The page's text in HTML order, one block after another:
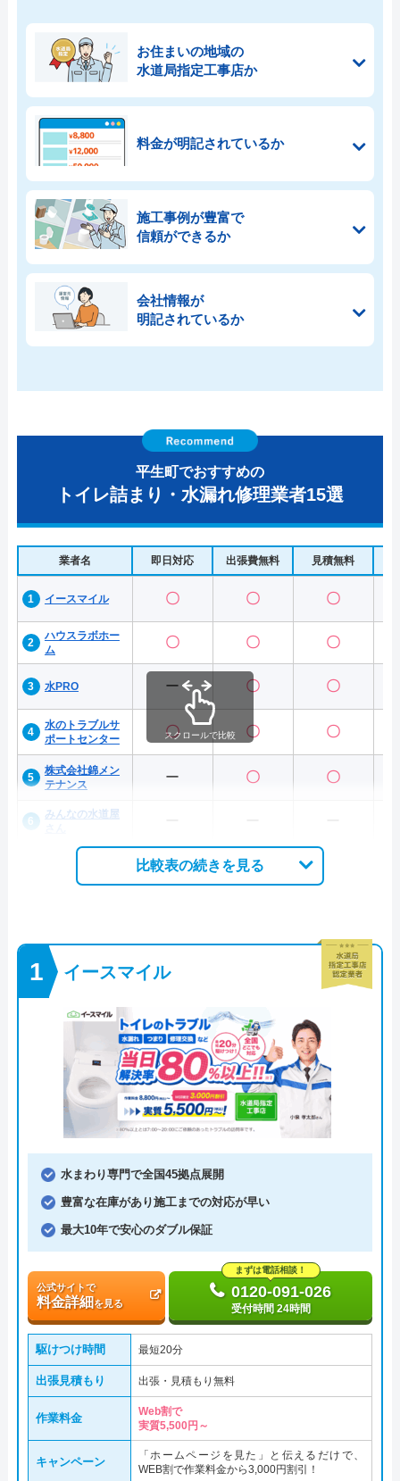
お住まいの地域の
水道局指定工事店か
料金が明記されているか
施工事例が豊富で
信頼ができるか
会社情報が
明記されているか
平生町でおすすめの
トイレ詰まり・水漏れ修理業者15選
業者名 即日対応 出張費無料 見積無料
イースマイル 〇 〇 〇
ハウスラボホー
ム
〇 〇 〇
水PRO ー 〇 〇
水のトラブルサ
ポートセンター
〇 〇 〇
株式会社錦メン
テナンス
ー 〇 〇
みんなの水道屋
スクロールで比較
比較表の続きを見る
イースマイル
水まわり専門で全国45拠点展開
豊富な在庫があり施工までの対応が早い
最大10年で安心のダブル保証
公式サイトで
料金詳細を見る
まずは電話相談！
0120-091-026
受付時間 24時間
駆けつけ時間 最短20分
出張見積もり 出張・見積もり無料
作業料金
Web割で
実質5,500円～
キャンペーン
「ホームページを見た」と伝えるだけで、
WEB割で作業料金から3,000円割引！